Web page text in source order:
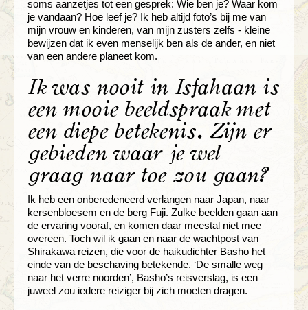
soms aanzetjes tot een gesprek: Wie ben je? Waar kom
je vandaan? Hoe leef je? Ik heb altijd foto’s bij me van
mijn vrouw en kinderen, van mijn zusters zelfs - kleine
bewijzen dat ik even menselijk ben als de ander, en niet
van een andere planeet kom.
Ik was nooit in Isfahaan is
een mooie beeldspraak met
een diepe betekenis. Zijn er
gebieden waar je wel
graag naar toe zou gaan?
Ik heb een onberedeneerd verlangen naar Japan, naar
kersenbloesem en de berg Fuji. Zulke beelden gaan aan
de ervaring vooraf, en komen daar meestal niet mee
overeen. Toch wil ik gaan en naar de wachtpost van
Shirakawa reizen, die voor de haikudichter Basho het
einde van de beschaving betekende. ‘De smalle weg
naar het verre noorden’, Basho’s reisverslag, is een
juweel zou iedere reiziger bij zich moeten dragen.